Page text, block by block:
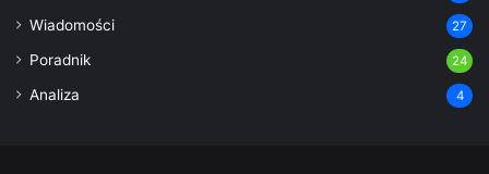
Wiadomości 27
Poradnik 24
Analiza 4